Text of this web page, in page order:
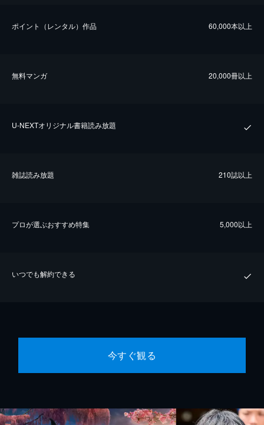
ポイント（レンタル）作品 60,000本以上
無料マンガ 20,000冊以上
U-NEXTオリジナル書籍読み放題
雑誌読み放題 210誌以上
プロが選ぶおすすめ特集 5,000以上
いつでも解約できる
今すぐ観る